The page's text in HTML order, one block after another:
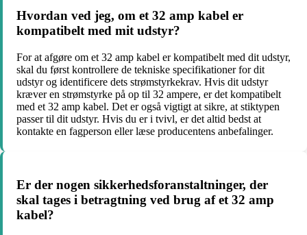
Hvordan ved jeg, om et 32 amp kabel er
kompatibelt med mit udstyr?
For at afgøre om et 32 amp kabel er kompatibelt med dit udstyr,
skal du først kontrollere de tekniske specifikationer for dit
udstyr og identificere dets strømstyrkekrav. Hvis dit udstyr
kræver en strømstyrke på op til 32 ampere, er det kompatibelt
med et 32 amp kabel. Det er også vigtigt at sikre, at stiktypen
passer til dit udstyr. Hvis du er i tvivl, er det altid bedst at
kontakte en fagperson eller læse producentens anbefalinger.
Er der nogen sikkerhedsforanstaltninger, der
skal tages i betragtning ved brug af et 32 amp
kabel?